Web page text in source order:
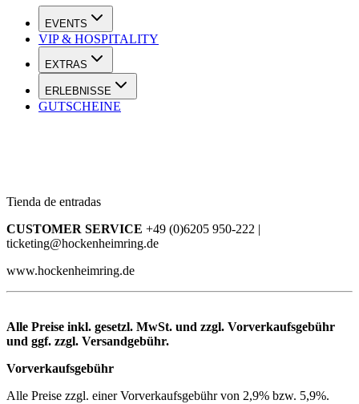
EVENTS
VIP & HOSPITALITY
EXTRAS
ERLEBNISSE
GUTSCHEINE
Tienda de entradas
CUSTOMER SERVICE +49 (0)6205 950-222 |
ticketing@hockenheimring.de
www.hockenheimring.de
Alle Preise inkl. gesetzl. MwSt. und zzgl. Vorverkaufsgebühr
und ggf. zzgl. Versandgebühr.
Vorverkaufsgebühr
Alle Preise zzgl. einer Vorverkaufsgebühr von 2,9% bzw. 5,9%.